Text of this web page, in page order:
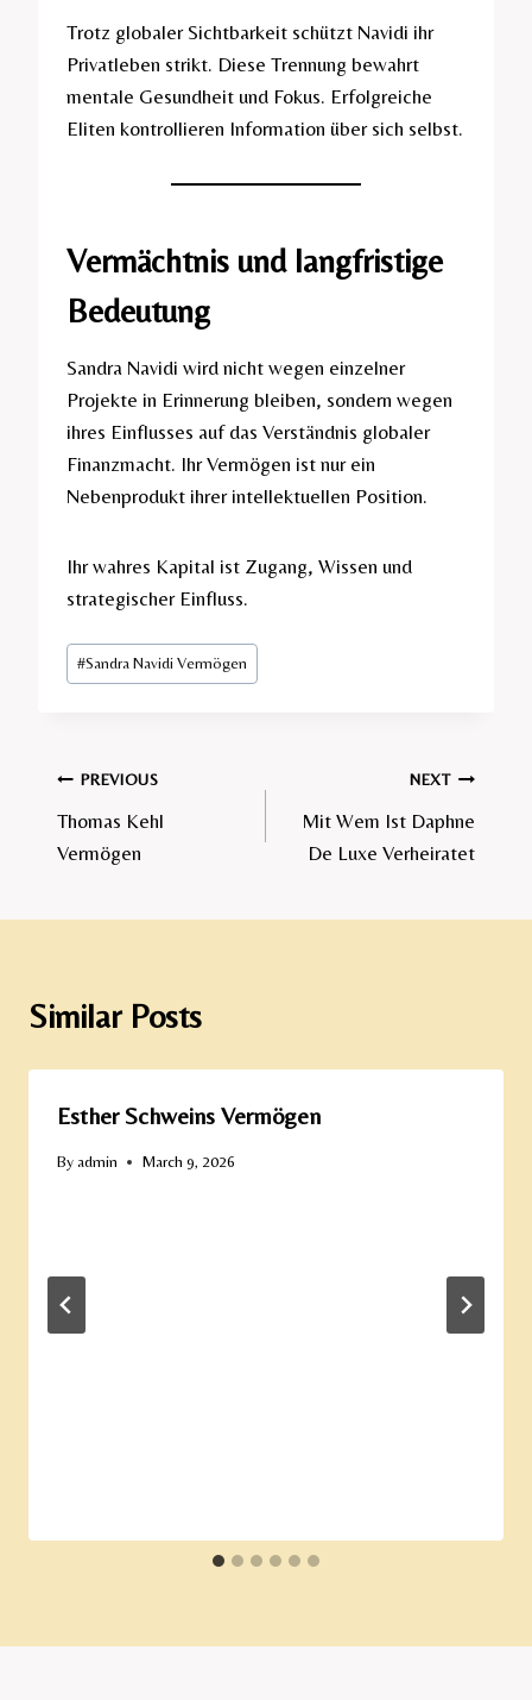
Trotz globaler Sichtbarkeit schützt Navidi ihr
Privatleben strikt. Diese Trennung bewahrt
mentale Gesundheit und Fokus. Erfolgreiche
Eliten kontrollieren Information über sich selbst.
Vermächtnis und langfristige
Bedeutung
Sandra Navidi wird nicht wegen einzelner
Projekte in Erinnerung bleiben, sondern wegen
ihres Einflusses auf das Verständnis globaler
Finanzmacht. Ihr Vermögen ist nur ein
Nebenprodukt ihrer intellektuellen Position.
Ihr wahres Kapital ist Zugang, Wissen und
strategischer Einfluss.
Post
Tags:
#Sandra Navidi Vermögen
Post
navigation
PREVIOUS
Thomas Kehl
Vermögen
NEXT
Mit Wem Ist Daphne
De Luxe Verheiratet
Similar Posts
Esther Schweins Vermögen
Byadmin March 9, 2026